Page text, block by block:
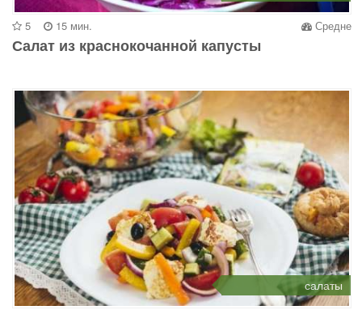
5 15 мин. Средне
Салат из краснокочанной капусты
салаты